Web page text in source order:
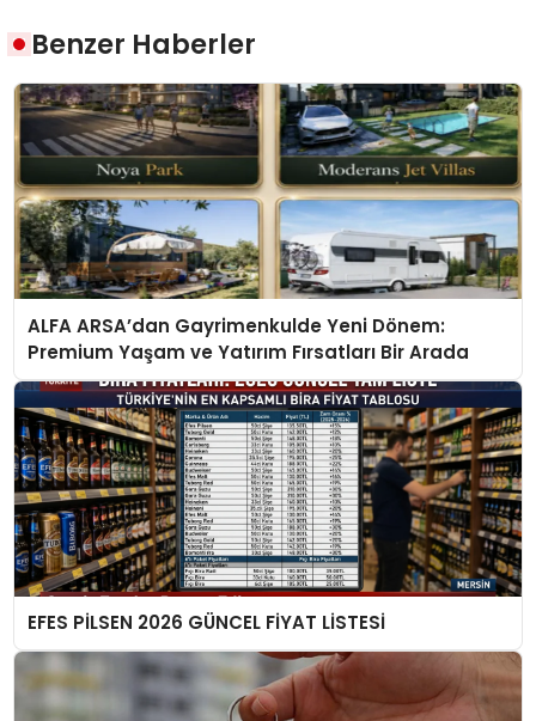
Benzer Haberler
ALFA ARSA’dan Gayrimenkulde Yeni Dönem:
Premium Yaşam ve Yatırım Fırsatları Bir Arada
EFES PİLSEN 2026 GÜNCEL FİYAT LİSTESİ